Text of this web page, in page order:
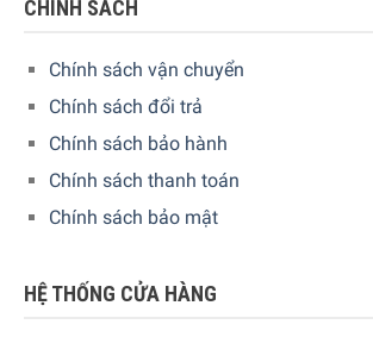
GIA DỤNG ĐỨC SÀI GÒN CAM KẾT:
Hàng đúng nguồn gốc, chính hãng,
Ngoài ra, Quý khách có thể tham khảo
CHÍNH SÁCH
Chính sách vận chuyển
Chính sách đổi trả
Chính sách bảo hành
Chính sách thanh toán
Chính sách bảo mật
HỆ THỐNG CỬA HÀNG